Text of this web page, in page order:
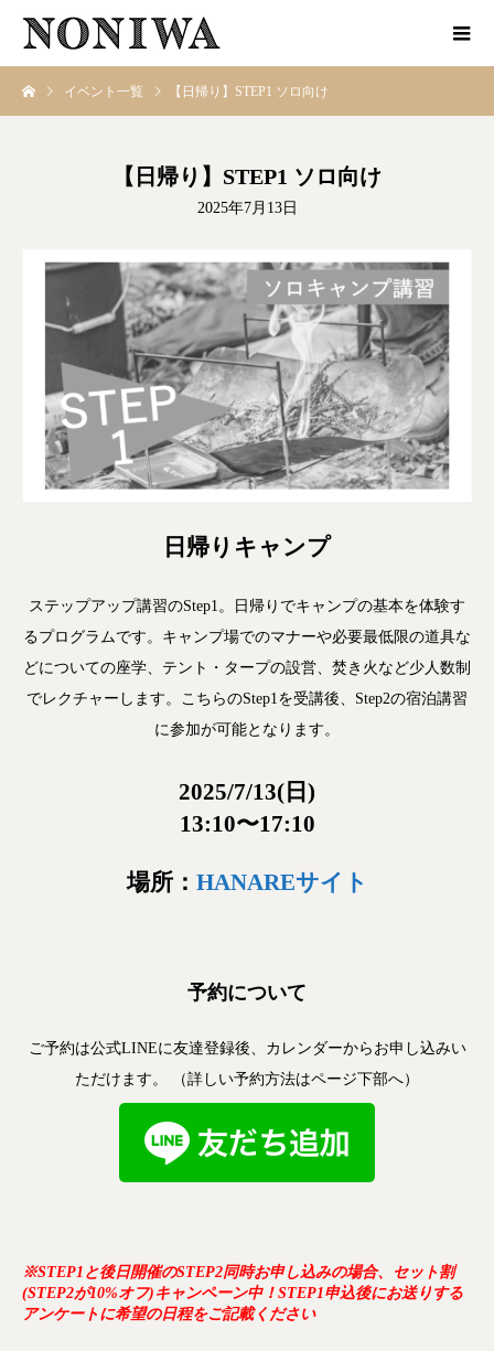
イベント一覧 【日帰り】STEP1 ソロ向け
【日帰り】STEP1 ソロ向け
2025年7月13日
日帰りキャンプ
ステップアップ講習のStep1。日帰りでキャンプの基本を体験す
るプログラムです。キャンプ場でのマナーや必要最低限の道具な
どについての座学、テント・タープの設営、焚き火など少人数制
でレクチャーします。こちらのStep1を受講後、Step2の宿泊講習
に参加が可能となります。
2025/7/13(日)
13:10〜17:10
場所： HANAREサイト
予約について
ご予約は公式LINEに友達登録後、カレンダーからお申し込みい
ただけます。 （詳しい予約方法はページ下部へ）
※STEP1と後日開催のSTEP2同時お申し込みの場合、セット割
(STEP2が10%オフ)キャンペーン中！STEP1申込後にお送りする
アンケートに希望の日程をご記載ください